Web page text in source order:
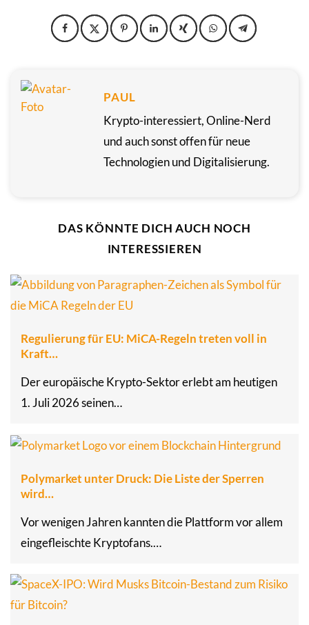
PAUL
Krypto-interessiert, Online-Nerd
und auch sonst offen für neue
Technologien und Digitalisierung.
DAS KÖNNTE DICH AUCH NOCH
INTERESSIEREN
Regulierung für EU: MiCA-Regeln treten voll in
Kraft…
Der europäische Krypto-Sektor erlebt am heutigen
1. Juli 2026 seinen…
Polymarket unter Druck: Die Liste der Sperren
wird…
Vor wenigen Jahren kannten die Plattform vor allem
eingefleischte Kryptofans.…